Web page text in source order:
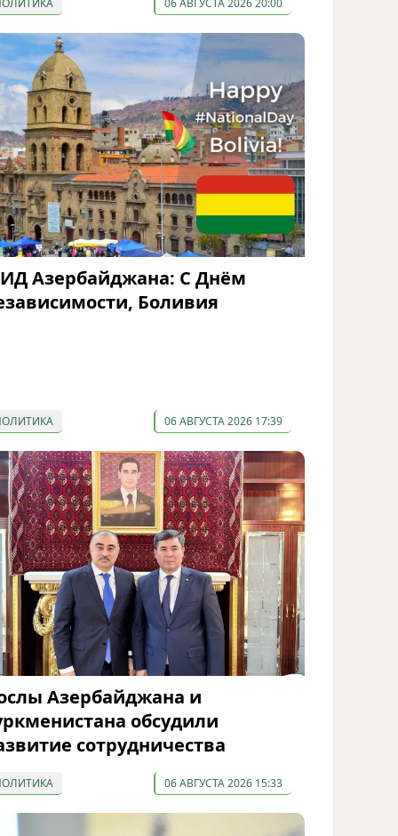
Азербайджана: С Днём
Боливия
06 АВГУСТА 2026 17:39
Азербайджана и
обсудили
сотрудничества
06 АВГУСТА 2026 15:33